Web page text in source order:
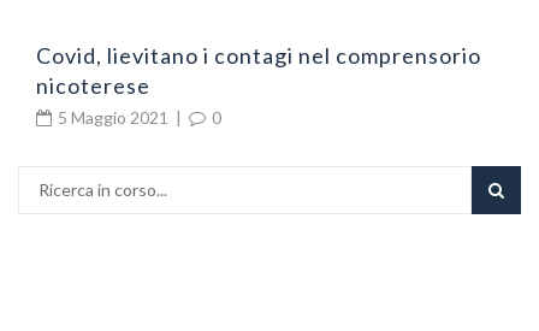
Covid, lievitano i contagi nel comprensorio
nicoterese
5 Maggio 2021 | 0